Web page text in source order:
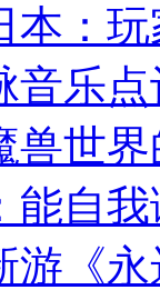
本：
音乐
兽世
能自
游《